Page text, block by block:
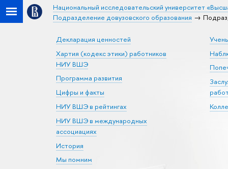
Национальный исследовательский университет
Подразделение довузовского образования
Декларация ценностей
Хартия (кодекс этики) работников
НИУ ВШЭ
Программа развития
Цифры и факты
НИУ ВШЭ в рейтингах
НИУ ВШЭ в международных
ассоциациях
История
Мы помним